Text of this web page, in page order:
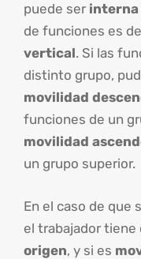
puede ser interna
de funciones es
vertical. Si las
distinto grupo,
movilidad
funciones de un
movilidad
un grupo superior.
En el caso de que
el trabajador tiene
origen, y si es